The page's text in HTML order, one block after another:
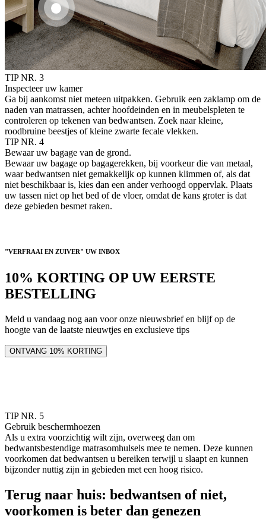
TIP NR. 3
Inspecteer uw kamer
Ga bij aankomst niet meteen uitpakken. Gebruik een zaklamp om de
naden van matrassen, achter hoofdeinden en in meubelspleten te
controleren op tekenen van bedwantsen. Zoek naar kleine,
roodbruine beestjes of kleine zwarte fecale vlekken.
TIP NR. 4
Bewaar uw bagage van de grond.
Bewaar uw bagage op bagagerekken, bij voorkeur die van metaal,
waar bedwantsen niet gemakkelijk op kunnen klimmen of, als dat
niet beschikbaar is, kies dan een ander verhoogd oppervlak. Plaats
uw tassen niet op het bed of de vloer, omdat de kans groter is dat
deze gebieden besmet raken.
"VERFRAAI EN ZUIVER" UW INBOX
10% KORTING OP UW EERSTE
BESTELLING
Meld u vandaag nog aan voor onze nieuwsbrief en blijf op de
hoogte van de laatste nieuwtjes en exclusieve tips
ONTVANG 10% KORTING
TIP NR. 5
Gebruik beschermhoezen
Als u extra voorzichtig wilt zijn, overweeg dan om
bedwantsbestendige matrasomhulsels mee te nemen. Deze kunnen
voorkomen dat bedwantsen u bereiken terwijl u slaapt en kunnen
bijzonder nuttig zijn in gebieden met een hoog risico.
Terug naar huis: bedwantsen of niet,
voorkomen is beter dan genezen